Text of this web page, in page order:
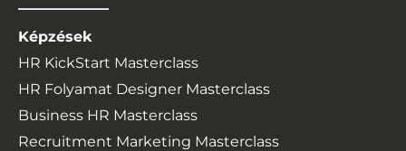
Képzések
HR KickStart Masterclass
HR Folyamat Designer Masterclass
Business HR Masterclass
Recruitment Marketing Masterclass